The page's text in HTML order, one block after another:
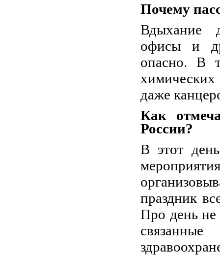
Почему
Вдыхание
офисы и
опасно. В
даже
Как
России?
В этот
праздник
Про день не